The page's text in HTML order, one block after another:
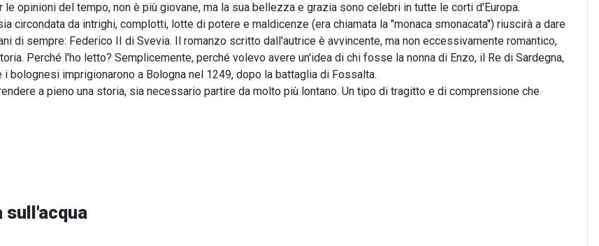
le opinioni del tempo, non è più giovane, ma la sua bellezza e grazia sono celebri in tutte le corti d'Europa.
circondata da intrighi, complotti, lotte di potere e maldicenze (era chiamata la "monaca smonacata") riuscirà a dare
di sempre: Federico II di Svevia. Il romanzo scritto dall'autrice è avvincente, ma non eccessivamente romantico,
Perché l'ho letto? Semplicemente, perché volevo avere un'idea di chi fosse la nonna di Enzo, il Re di Sardegna,
bolognesi imprigionarono a Bologna nel 1249, dopo la battaglia di Fossalta.
a pieno una storia, sia necessario partire da molto più lontano. Un tipo di tragitto e di comprensione che
sull'acqua